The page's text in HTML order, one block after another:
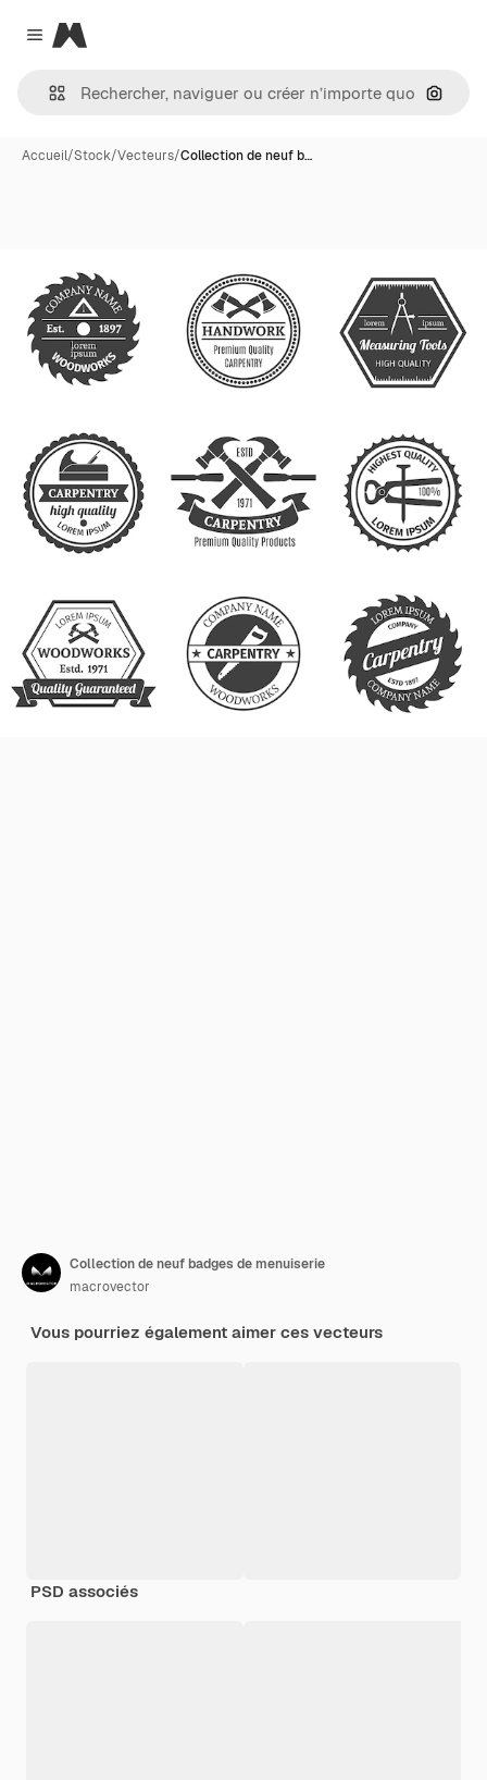
Close menu
Magnific
Accueil/Stock/Vecteurs/Collection de neuf b…
Collection de neuf badges de menuiserie
macrovector
Vous pourriez également aimer ces vecteurs
PSD associés